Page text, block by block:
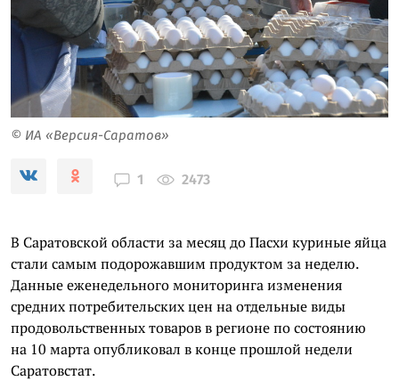
© ИА «Версия-Саратов»
1 2473
В Саратовской области за месяц до Пасхи куриные яйца
стали самым подорожавшим продуктом за неделю.
Данные еженедельного мониторинга изменения
средних потребительских цен на отдельные виды
продовольственных товаров в регионе по состоянию
на 10 марта опубликовал в конце прошлой недели
Саратовстат.